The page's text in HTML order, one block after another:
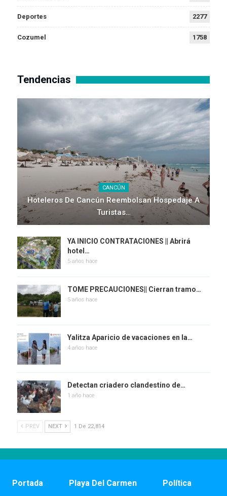
Deportes 2277
Cozumel 1758
Tendencias
CANCÚN
Hoteleros De Cancún Reembolsan Hospedaje A
Turistas…
YA INICIO CONTRATACIONES || Abrirá
hotel…
5 años hace
TOME PRECAUCIONES|| Cierran tramo…
5 años hace
Yalitza Aparicio de vacaciones en la…
4 años hace
Detectan criadero clandestino de…
1 año hace
PREV NEXT 1 De 22,814
Portada Playa Del Carmen Política